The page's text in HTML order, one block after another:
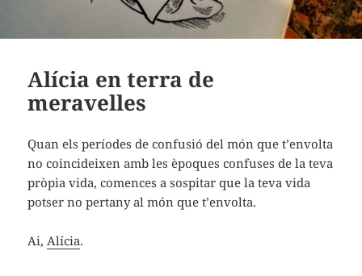
Alícia en terra de
meravelles
Quan els períodes de confusió del món que t’envolta
no coincideixen amb les èpoques confuses de la teva
pròpia vida, comences a sospitar que la teva vida
potser no pertany al món que t’envolta.
Ai, Alícia.